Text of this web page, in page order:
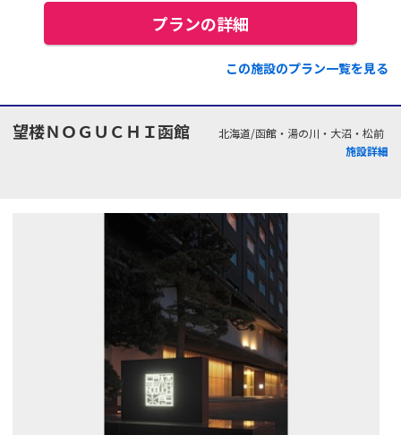
プランの詳細
この施設のプラン一覧を見る
望楼ＮＯＧＵＣＨＩ函館
北海道/函館・湯の川・大沼・松前
施設詳細